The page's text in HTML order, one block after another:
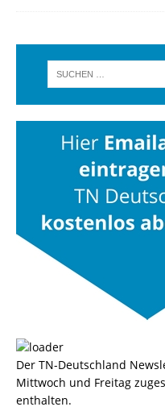
Der TN-Deutschland
Mittwoch und Freitag
enthalten.